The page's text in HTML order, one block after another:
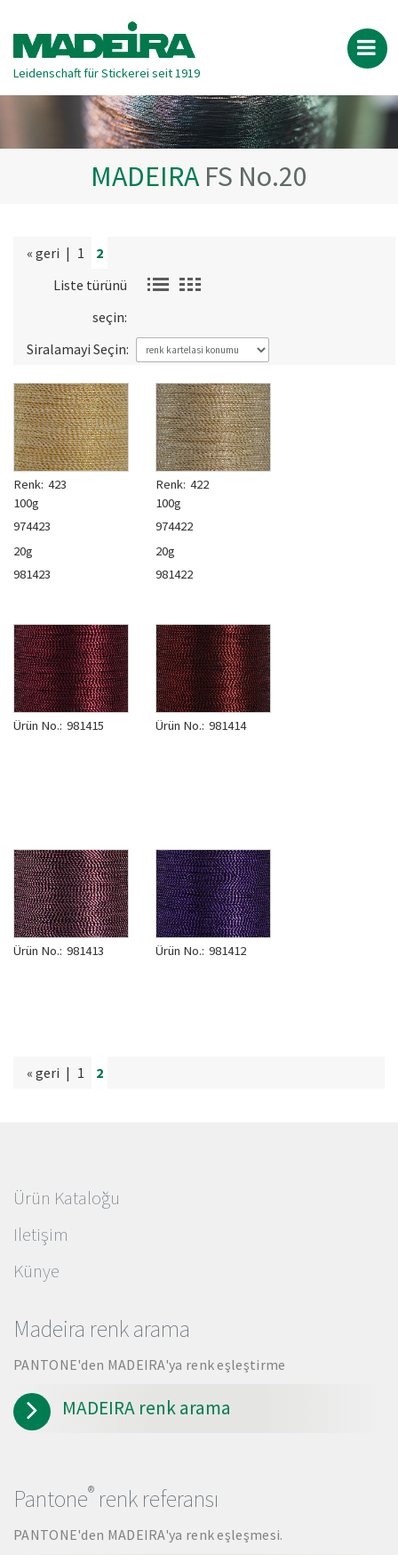
Leidenschaft für Stickerei seit 1919
MADEIRA FS No.20
« geri | 1
2
Liste türünü
seçin:
Siralamayi Seçin:
Renk: 423
100g
974423
20g
981423
Renk: 422
100g
974422
20g
981422
Ürün No.: 981415 Ürün No.: 981414
Ürün No.: 981413 Ürün No.: 981412
« geri | 1 2
Ürün Kataloğu
Iletişim
Künye
Madeira renk arama
PANTONE'den MADEIRA'ya renk eşleştirme
MADEIRA renk arama
Pantone® renk referansı
PANTONE'den MADEIRA'ya renk eşleşmesi.